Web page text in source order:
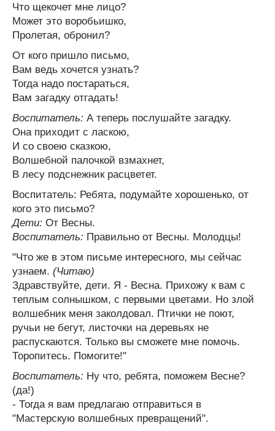
Что щекочет мне лицо?
Может это воробьишко,
Пролетая, обронил?
От кого пришло письмо,
Вам ведь хочется узнать?
Тогда надо постараться,
Вам загадку отгадать!
Воспитатель: А теперь послушайте загадку.
Она приходит с ласкою,
И со своею сказкою,
Волшебной палочкой взмахнет,
В лесу подснежник расцветет.
Воспитатель: Ребята, подумайте хорошенько, от
кого это письмо?
Дети: От Весны.
Воспитатель: Правильно от Весны. Молодцы!
"Что же в этом письме интересного, мы сейчас
узнаем. (Читаю)
Здравствуйте, дети. Я - Весна. Прихожу к вам с
теплым солнышком, с первыми цветами. Но злой
волшебник меня заколдовал. Птички не поют,
ручьи не бегут, листочки на деревьях не
распускаются. Только вы сможете мне помочь.
Торопитесь. Помогите!"
Воспитатель: Ну что, ребята, поможем Весне?
(да!)
- Тогда я вам предлагаю отправиться в
"Мастерскую волшебных превращений".